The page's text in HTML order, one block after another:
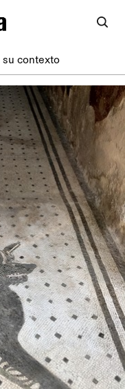
su contexto